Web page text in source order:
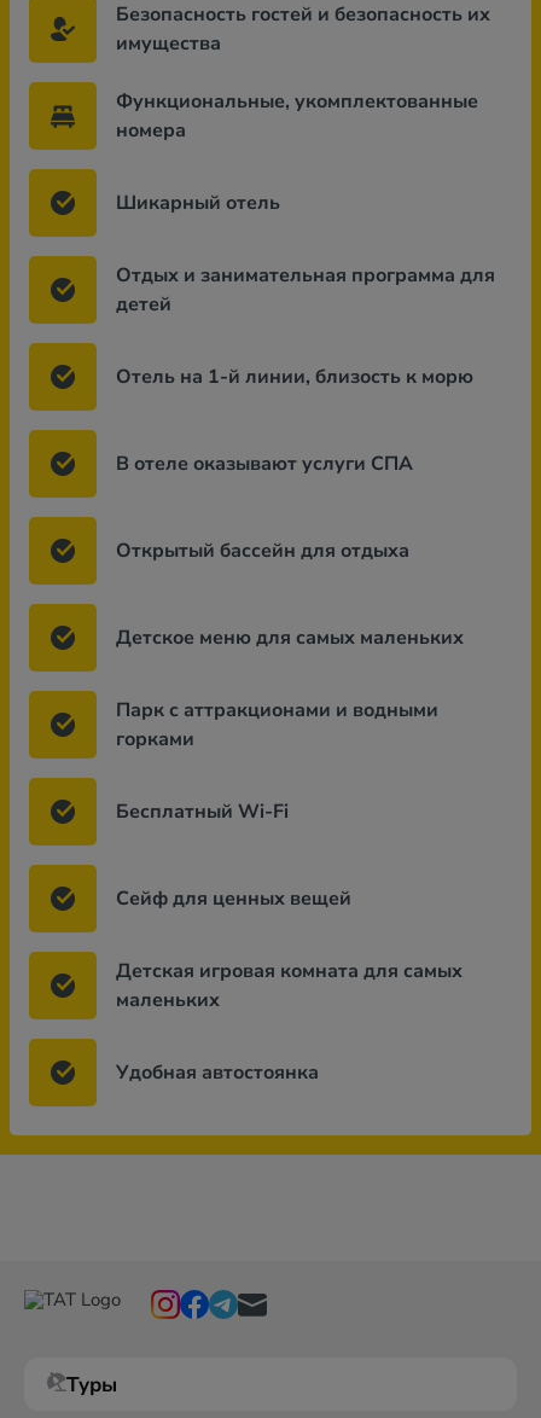
Безопасность гостей и безопасность их
имущества
Функциональные, укомплектованные
номера
Шикарный отель
Отдых и занимательная программа для
детей
Отель на 1-й линии, близость к морю
В отеле оказывают услуги СПА
Открытый бассейн для отдыха
Детское меню для самых маленьких
Парк с аттракционами и водными
горками
Бесплатный Wi-Fi
Сейф для ценных вещей
Детская игровая комната для самых
маленьких
Удобная автостоянка
Туры